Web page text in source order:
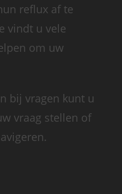
reflux af te
vindt u vele
om uw
bij vragen kunt u
vraag stellen of